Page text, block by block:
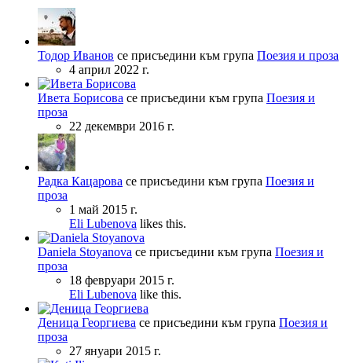
Тодор Иванов се присъедини към група Поезия и проза
4 април 2022 г.
Ивета Борисова се присъедини към група Поезия и
проза
22 декември 2016 г.
Радка Кацарова се присъедини към група Поезия и
проза
1 май 2015 г.
Eli Lubenova likes this.
Daniela Stoyanova се присъедини към група Поезия и
проза
18 февруари 2015 г.
Eli Lubenova like this.
Деница Георгиева се присъедини към група Поезия и
проза
27 януари 2015 г.